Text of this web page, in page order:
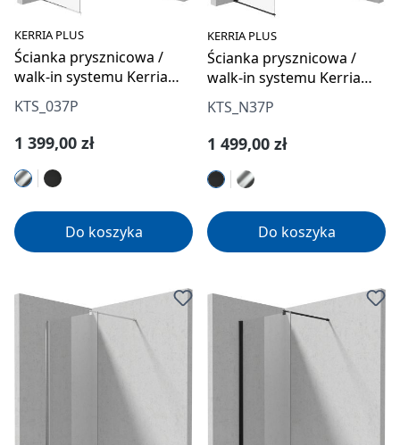
KERRIA PLUS
Ścianka prysznicowa /
walk-in systemu Kerria
Plus 70 cm
KTS_037P
Cena regularna:
1 399,00 zł
Do koszyka
KERRIA PLUS
Ścianka prysznicowa /
walk-in systemu Kerria
Plus 70 cm
KTS_N37P
Cena regularna:
1 499,00 zł
Do koszyka